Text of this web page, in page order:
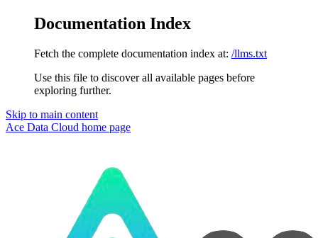
Documentation Index
Fetch the complete documentation index at: /llms.txt
Use this file to discover all available pages before
exploring further.
Skip to main content
Ace Data Cloud home page